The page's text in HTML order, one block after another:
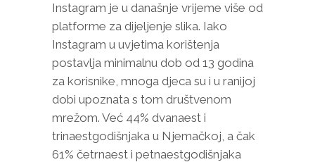
Instagram je u današnje vrijeme više od
platforme za dijeljenje slika. Iako
Instagram u uvjetima korištenja
postavlja minimalnu dob od 13 godina
za korisnike, mnoga djeca su i u ranijoj
dobi upoznata s tom društvenom
mrežom. Već 44% dvanaest i
trinaestgodišnjaka u Njemačkoj, a čak
61% četrnaest i petnaestgodišnjaka